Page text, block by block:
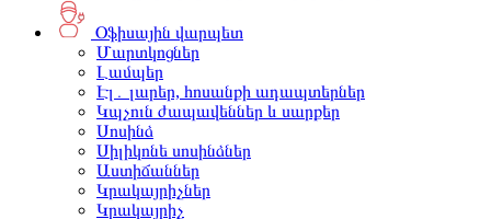
Օֆիսային վարպետ
Մարտկոցներ
Լամպեր
Էլ․ լարեր, հոսանքի ադապտերներ
Կպչուն ժապավեններ և սարքեր
Սոսինձ
Սիլիկոնե սոսինձներ
Աստիճաններ
Կրակայրիչներ
Կրակայրիչ